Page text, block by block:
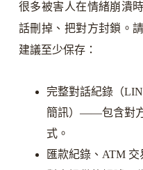
很多被害人在情緒崩潰
話刪掉、把對方封鎖。
建議至少保存：
完整對話紀錄（
簡訊）——包含對
式。
匯款紀錄、ATM 交